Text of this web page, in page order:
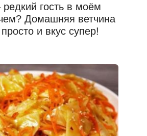
гость в моём
Домашняя ветчина
просто и вкус супер!